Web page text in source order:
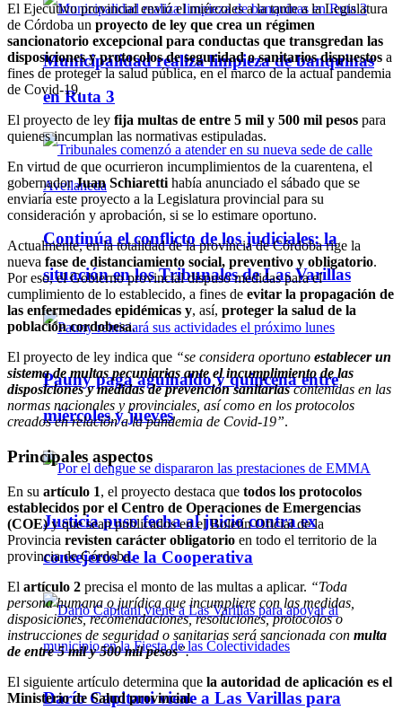
Municipalidad realiza limpieza de banquinas
en Ruta 3
Continúa el conflicto de los judiciales: la
situación en los Tribunales de Las Varillas
Pauny paga aguinaldo y quincena entre
miércoles y jueves
Justicia puso fecha al juicio contra ex
consejeros de la Cooperativa
Darío Capitani viene a Las Varillas para
El Ejecutivo provincial envió el miércoles a la tarde a la Legislatura
de Córdoba un proyecto de ley que crea un régimen
sancionatorio excepcional para conductas que transgredan las
disposiciones y protocolos de seguridad o sanitarios dispuestos a
fines de proteger la salud pública, en el marco de la actual pandemia
de Covid-19.
El proyecto de ley fija multas de entre 5 mil y 500 mil pesos para
quienes incumplan las normativas estipuladas.
En virtud de que ocurrieron incumplimientos de la cuarentena, el
gobernadorJuan Schiaretti había anunciado el sábado que se
enviaría este proyecto a la Legislatura provincial para su
consideración y aprobación, si se lo estimare oportuno.
Actualmente, en la totalidad de la provincia de Córdoba rige la
nueva fase de distanciamiento social, preventivo y obligatorio.
Por eso, el Gobierno provincial dispuso medidas para el
cumplimiento de lo establecido, a fines de evitar la propagación de
las enfermedades epidémicas y, así, proteger la salud de la
población cordobesa.
El proyecto de ley indica que “se considera oportuno establecer un
sistema de multas pecuniarias ante el incumplimiento de las
disposiciones y medidas de prevención sanitariascontenidas en las
normas nacionales y provinciales, así como en los protocolos
creados en relación a la pandemia de Covid-19”.
Principales aspectos
En su artículo 1, el proyecto destaca que todos los protocolos
establecidos por el Centro de Operaciones de Emergencias
(COE)y que sean publicados en el Boletín Oficial de la
Provincia revisten carácter obligatorio en todo el territorio de la
provincia de Córdoba.
El artículo 2 precisa el monto de las multas a aplicar. “Toda
persona humana o jurídica que incumpliere con las medidas,
disposiciones, recomendaciones, resoluciones, protocolos o
instrucciones de seguridad o sanitarias será sancionada con multa
de entre 5 mil y 500 mil pesos”.
El siguiente artículo determina que la autoridad de aplicación es el
Ministerio de Salud provincial.